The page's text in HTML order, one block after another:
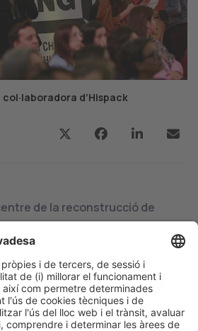
d’Hispack
de la reconstrucció de
cosmètic més sostenible i
intel·ligent